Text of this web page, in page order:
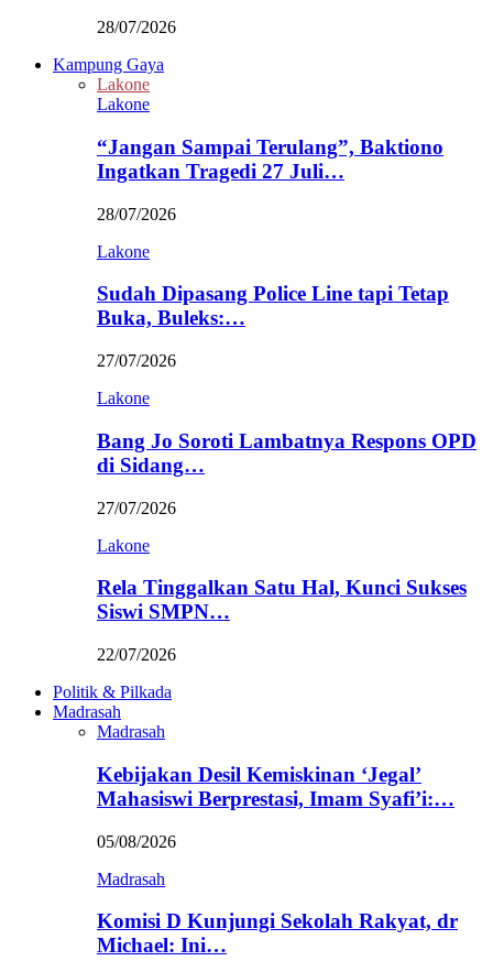
28/07/2026
Kampung Gaya
Lakone
Lakone
“Jangan Sampai Terulang”, Baktiono
Ingatkan Tragedi 27 Juli…
28/07/2026
Lakone
Sudah Dipasang Police Line tapi Tetap
Buka, Buleks:…
27/07/2026
Lakone
Bang Jo Soroti Lambatnya Respons OPD
di Sidang…
27/07/2026
Lakone
Rela Tinggalkan Satu Hal, Kunci Sukses
Siswi SMPN…
22/07/2026
Politik & Pilkada
Madrasah
Madrasah
Kebijakan Desil Kemiskinan ‘Jegal’
Mahasiswi Berprestasi, Imam Syafi’i:…
05/08/2026
Madrasah
Komisi D Kunjungi Sekolah Rakyat, dr
Michael: Ini…